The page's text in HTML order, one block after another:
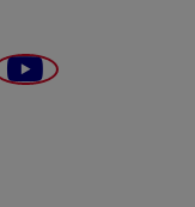
YouTube